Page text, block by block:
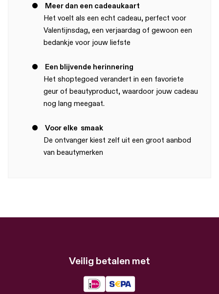
●
Meer dan een cadeaukaart
Het voelt als een echt cadeau, perfect voor
Valentijnsdag, een verjaardag of gewoon een
bedankje voor jouw liefste
●
Een blijvende herinnering
Het shoptegoed verandert in een favoriete
geur of beautyproduct, waardoor jouw cadeau
nog lang meegaat.
● Voor elke smaak
De ontvanger kiest zelf uit een groot aanbod
van beautymerken
Veilig betalen met